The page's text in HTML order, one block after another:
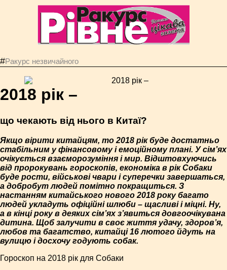
#Ракурс незвичайного
2018 рік –
що чекають від нього в Китаї?
Якщо вірити китайцям, то 2018 рік буде достатньо
стабільним у фінансовому і емоційному плані. У сім’ях
очікується взаєморозуміння і мир. Відштовхуючись
від пророкувань гороскопів, економіка в рік Собаки
буде рости, військові чвари і суперечки завершаться,
а добробут людей помітно покращиться. З
настанням китайського нового 2018 року багато
людей укладуть офіційні шлюби – щасливі і міцні. Ну,
а в кінці року в деяких сім’ях з’явиться довгоочікувана
дитина. Щоб залучити в своє життя удачу, здоров’я,
любов та багатство, китайці 16 лютого йдуть на
вулицю і досхочу годують собак.
Гороскоп на 2018 рік для Собаки